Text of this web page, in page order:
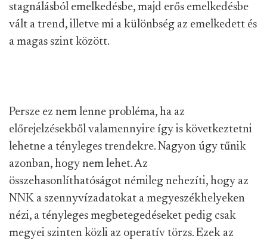
stagnálásból emelkedésbe, majd erős emelkedésbe
vált a trend, illetve mi a különbség az emelkedett és
a magas szint között.
Persze ez nem lenne probléma, ha az
előrejelzésekből valamennyire így is következtetni
lehetne a tényleges trendekre. Nagyon úgy tűnik
azonban, hogy nem lehet. Az
összehasonlíthatóságot némileg nehezíti, hogy az
NNK a szennyvízadatokat a megyeszékhelyeken
nézi, a tényleges megbetegedéseket pedig csak
megyei szinten közli az operatív törzs. Ezek az